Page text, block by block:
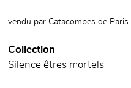
vendu par Catacombes de Paris
Collection
Silence êtres mortels